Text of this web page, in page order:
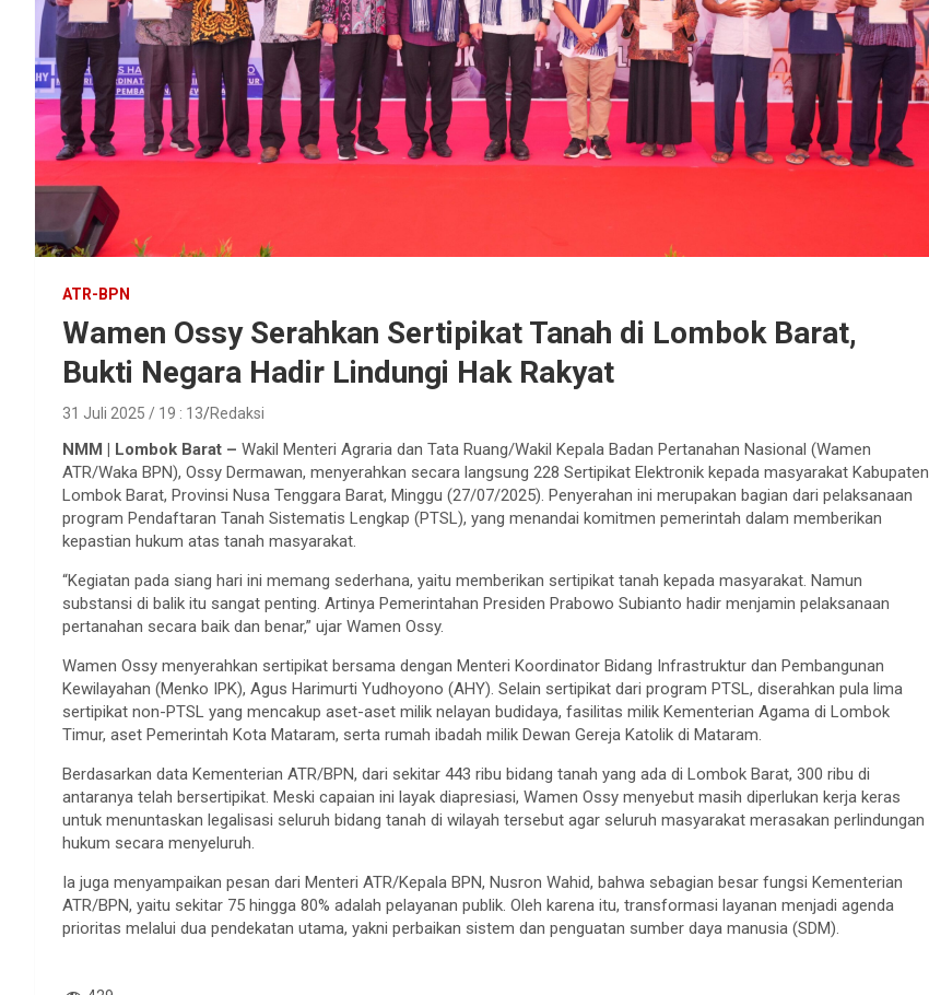
ATR-BPN
Wamen Ossy Serahkan Sertipikat Tanah di Lombok Barat,
Bukti Negara Hadir Lindungi Hak Rakyat
31 Juli 2025 / 19 : 13 Redaksi
NMM | Lombok Barat – Wakil Menteri Agraria dan Tata Ruang/Wakil Kepala Badan Pertanahan Nasional (Wamen
ATR/Waka BPN), Ossy Dermawan, menyerahkan secara langsung 228 Sertipikat Elektronik kepada masyarakat Kabupaten
Lombok Barat, Provinsi Nusa Tenggara Barat, Minggu (27/07/2025). Penyerahan ini merupakan bagian dari pelaksanaan
program Pendaftaran Tanah Sistematis Lengkap (PTSL), yang menandai komitmen pemerintah dalam memberikan
kepastian hukum atas tanah masyarakat.
“Kegiatan pada siang hari ini memang sederhana, yaitu memberikan sertipikat tanah kepada masyarakat. Namun
substansi di balik itu sangat penting. Artinya Pemerintahan Presiden Prabowo Subianto hadir menjamin pelaksanaan
pertanahan secara baik dan benar,” ujar Wamen Ossy.
Wamen Ossy menyerahkan sertipikat bersama dengan Menteri Koordinator Bidang Infrastruktur dan Pembangunan
Kewilayahan (Menko IPK), Agus Harimurti Yudhoyono (AHY). Selain sertipikat dari program PTSL, diserahkan pula lima
sertipikat non-PTSL yang mencakup aset-aset milik nelayan budidaya, fasilitas milik Kementerian Agama di Lombok
Timur, aset Pemerintah Kota Mataram, serta rumah ibadah milik Dewan Gereja Katolik di Mataram.
Berdasarkan data Kementerian ATR/BPN, dari sekitar 443 ribu bidang tanah yang ada di Lombok Barat, 300 ribu di
antaranya telah bersertipikat. Meski capaian ini layak diapresiasi, Wamen Ossy menyebut masih diperlukan kerja keras
untuk menuntaskan legalisasi seluruh bidang tanah di wilayah tersebut agar seluruh masyarakat merasakan perlindungan
hukum secara menyeluruh.
Ia juga menyampaikan pesan dari Menteri ATR/Kepala BPN, Nusron Wahid, bahwa sebagian besar fungsi Kementerian
ATR/BPN, yaitu sekitar 75 hingga 80% adalah pelayanan publik. Oleh karena itu, transformasi layanan menjadi agenda
prioritas melalui dua pendekatan utama, yakni perbaikan sistem dan penguatan sumber daya manusia (SDM).